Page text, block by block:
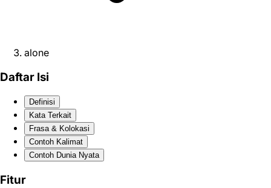
alone
Daftar Isi
Definisi
Kata Terkait
Frasa & Kolokasi
Contoh Kalimat
Contoh Dunia Nyata
Fitur